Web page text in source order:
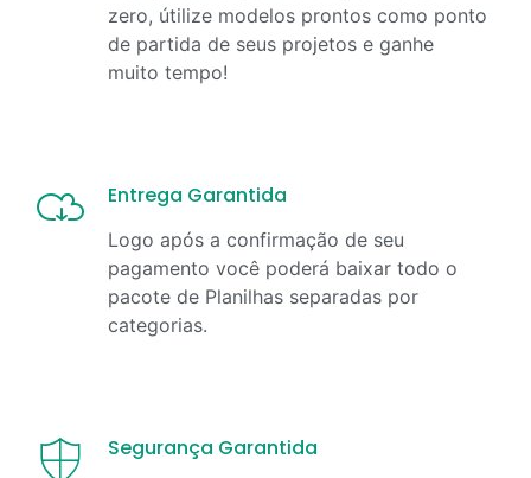
zero, útilize modelos prontos como ponto
de partida de seus projetos e ganhe
muito tempo!
Entrega Garantida
Logo após a confirmação de seu
pagamento você poderá baixar todo o
pacote de Planilhas separadas por
categorias.
Segurança Garantida